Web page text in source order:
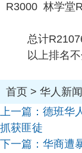
R3000 林学堂
总计
以上排名
首页 > 华人新闻
上一篇： 德班华
抓获匪徒
下一篇： 华商遭